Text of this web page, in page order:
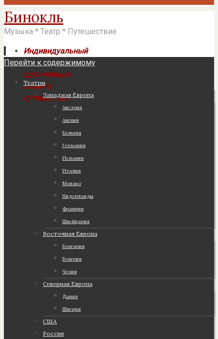
Бинокль
Музыка * Театр * Путешествие
Индивидуальный
подход к
организации
Вашего
путешествия!
Перейти к содержимому
Театры
Западная Европа
Австрия
Англия
Бельгия
Германия
Испания
Италия
Монако
Нидерланды
Франция
Швейцария
Восточная Европа
Болгария
Венгрия
Чехия
Северная Европа
Дания
Швеция
США
Россия